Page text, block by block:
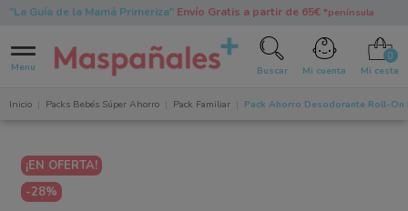
"La Guía de la Mamá Primeriza"Envío Gratis a partir de 65€ *península
Menu Buscar Mi cuenta Mi cesta
Inicio Packs Bebés Súper Ahorro Pack Familiar Pack Ahorro Desodorante Roll-
¡EN OFERTA!
-28%